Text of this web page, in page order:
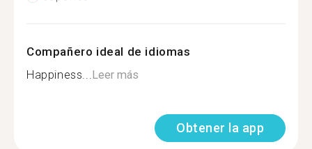
Compañero ideal de idiomas
Happiness...Leer más
Obtener la app